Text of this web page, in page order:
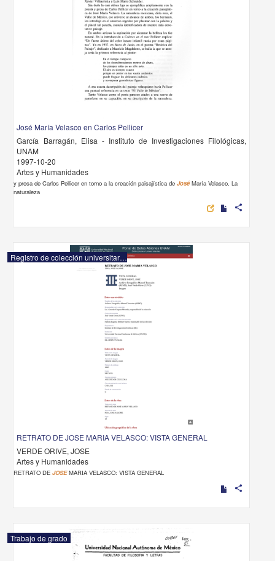
José María Velasco en Carlos Pellicer
García Barragán, Elisa - Instituto de Investigaciones Filológicas,
UNAM
1997-10-20
Artes y Humanidades
y prosa de Carlos Pellicer en torno a la creación paisajística deJoséMaría Velasco. La
naturaleza
share
Registro de colección universitaria
RETRATO DE JOSE MARIA VELASCO: VISTA GENERAL
VERDE ORIVE, JOSE
Artes y Humanidades
RETRATO DEJOSEMARIA VELASCO: VISTA GENERAL
share
Trabajo de grado